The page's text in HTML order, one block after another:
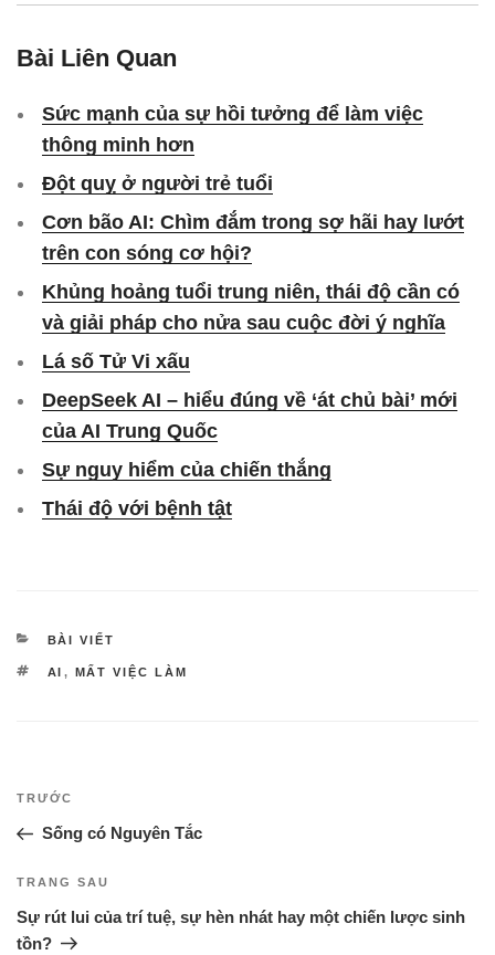
Bài Liên Quan
Sức mạnh của sự hồi tưởng để làm việc
thông minh hơn
Đột quỵ ở người trẻ tuổi
Cơn bão AI: Chìm đắm trong sợ hãi hay lướt
trên con sóng cơ hội?
Khủng hoảng tuổi trung niên, thái độ cần có
và giải pháp cho nửa sau cuộc đời ý nghĩa
Lá số Tử Vi xấu
DeepSeek AI – hiểu đúng về ‘át chủ bài’ mới
của AI Trung Quốc
Sự nguy hiểm của chiến thắng
Thái độ với bệnh tật
DANH
BÀI VIẾT
TAG
AI , MẤT VIỆC LÀM
hướng
bài
Bài
cũ
TRƯỚC
Sống có Nguyên Tắc
Bài
tiếp
theo
TRANG SAU
Sự rút lui của trí tuệ, sự hèn nhát hay một chiến lược sinh
tồn?